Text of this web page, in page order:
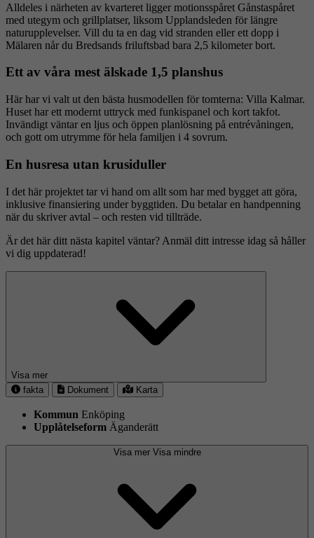
Alldeles i närheten av kvarteret ligger motionsspåret Gånstaspåret
med utegym och grillplatser, liksom Upplandsleden för längre
naturupplevelser. Vill du ta en dag vid stranden eller ett dopp i
Mälaren når du Bredsands friluftsbad bara 2,5 kilometer bort.
Ett av våra mest älskade 1,5 planshus
Här har vi valt ut den bästa husmodellen för tomterna: Villa Kalmar.
Huset har ett modernt uttryck med funkispanel och kort takfot.
Invändigt väntar en ljus och öppen planlösning på entrévåningen,
och gott om utrymme för hela familjen i 4 sovrum.
En husresa utan krusiduller
I det här projektet tar vi hand om allt som har med bygget att göra,
inklusive finansiering under byggtiden. Du betalar en handpenning
när du skriver avtal – och resten vid tillträde.
Är det här ditt nästa kapitel väntar? Anmäl ditt intresse idag så håller
vi dig uppdaterad!
Visa mer
fakta
Dokument Karta
Kommun Enköping
Upplåtelseform Äganderätt
Visa mer Visa mindre